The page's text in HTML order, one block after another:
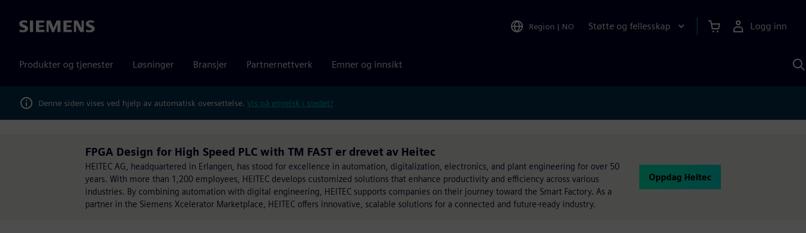
Siemens Region | NO Støtte og fellesskap Logg inn
Produkter og tjenester Løsninger Bransjer Partnernettverk Emner og innsikt
Denne siden vises ved hjelp av automatisk oversettelse. Vis på engelsk i stedet?
FPGA Design for High Speed PLC with TM FAST er drevet av Heitec
HEITEC AG, headquartered in Erlangen, has stood for excellence in automation, digitalization, electronics, and plant engineering for over 50
years. With more than 1,200 employees, HEITEC develops customized solutions that enhance productivity and efficiency across various
industries. By combining automation with digital engineering, HEITEC supports companies on their journey toward the Smart Factory. As a
partner in the Siemens Xcelerator Marketplace, HEITEC offers innovative, scalable solutions for a connected and future-ready industry.
Oppdag Heitec